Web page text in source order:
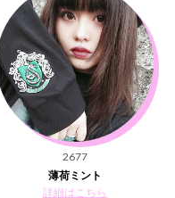
2677
薄荷ミント
詳細はこちら